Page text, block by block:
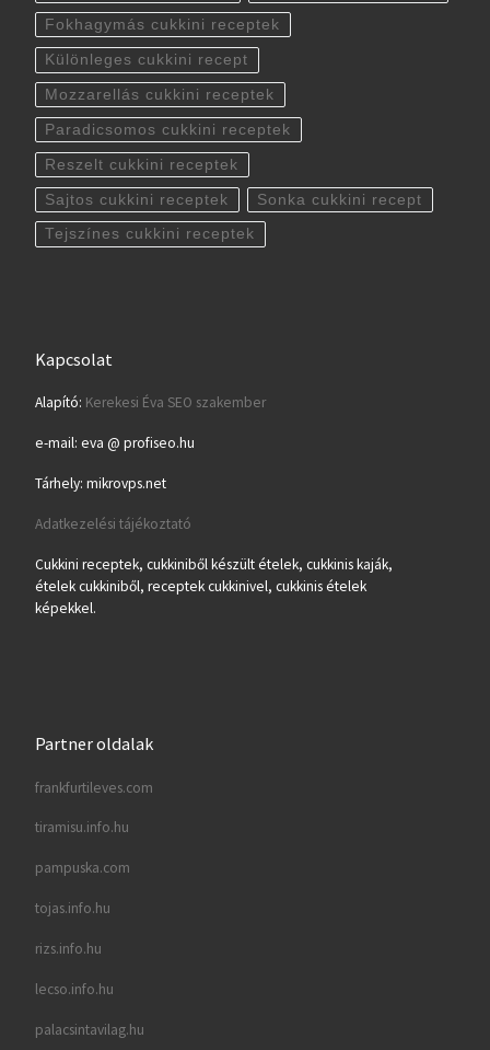
Fokhagymás cukkini receptek
Különleges cukkini recept
Mozzarellás cukkini receptek
Paradicsomos cukkini receptek
Reszelt cukkini receptek
Sajtos cukkini receptek Sonka cukkini recept
Tejszínes cukkini receptek
Kapcsolat
Alapító: Kerekesi Éva SEO szakember
e-mail: eva @ profiseo.hu
Tárhely: mikrovps.net
Adatkezelési tájékoztató
Cukkini receptek, cukkiniből készült ételek, cukkinis kaják,
ételek cukkiniből, receptek cukkinivel, cukkinis ételek
képekkel.
Partner oldalak
frankfurtileves.com
tiramisu.info.hu
pampuska.com
tojas.info.hu
rizs.info.hu
lecso.info.hu
palacsintavilag.hu